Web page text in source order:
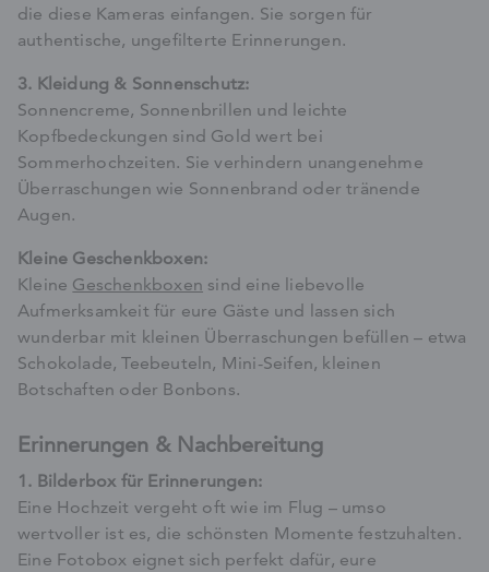
die diese Kameras einfangen. Sie sorgen für
authentische, ungefilterte Erinnerungen.
3. Kleidung & Sonnenschutz:
Sonnencreme, Sonnenbrillen und leichte
Kopfbedeckungen sind Gold wert bei
Sommerhochzeiten. Sie verhindern unangenehme
Überraschungen wie Sonnenbrand oder tränende
Augen.
Kleine Geschenkboxen:
Kleine Geschenkboxen sind eine liebevolle
Aufmerksamkeit für eure Gäste und lassen sich
wunderbar mit kleinen Überraschungen befüllen – etwa
Schokolade, Teebeuteln, Mini-Seifen, kleinen
Botschaften oder Bonbons.
Erinnerungen & Nachbereitung
1. Bilderbox für Erinnerungen:
Eine Hochzeit vergeht oft wie im Flug – umso
wertvoller ist es, die schönsten Momente festzuhalten.
Eine Fotobox eignet sich perfekt dafür, eure